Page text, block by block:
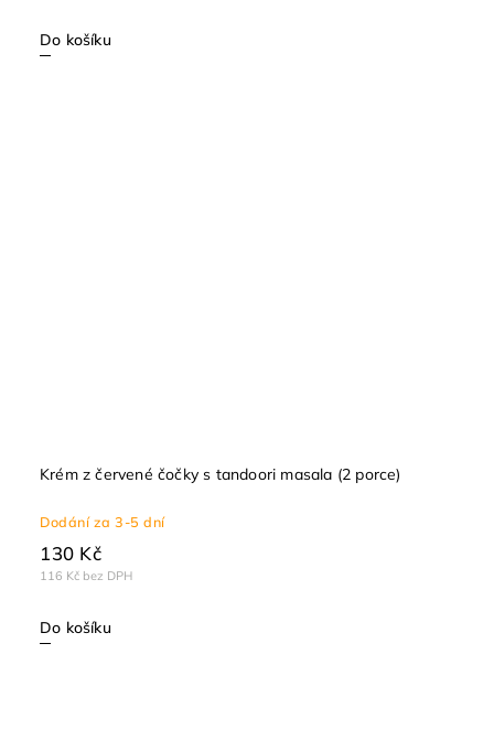
Do košíku
Krém z červené čočky s tandoori masala (2 porce)
Dodání za 3-5 dní
116 Kč bez DPH
130 Kč
Do košíku